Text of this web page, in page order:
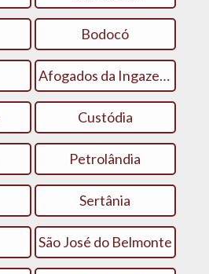
Bodocó
Afogados da Ingazeira
Custódia
Petrolândia
Sertânia
São José do Belmonte